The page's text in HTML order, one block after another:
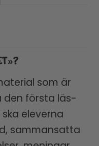
som är
första läs-
eleverna
sammansatta